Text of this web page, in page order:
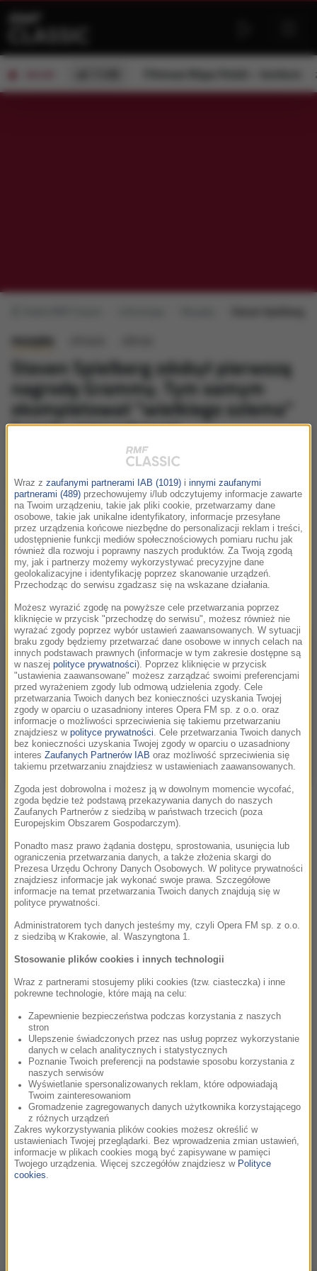
muzyka
Steven Spielberg zdobył pierwszą
nagrodę Grammy. Tym samym
skompletował "wielkiego szlema"
branży rozrywkowej
poniedziałek, 2 lutego 2026 (12:06)
Laureaci EGOT to elitarne grono artystów, którzy zdobyli
cztery najważniejsze amerykańskie nagrody przemysłu
rozrywkowego: Emmy, Grammy, Oscara i Tony. Do tego
grona dołączył właśnie Steven Spielberg, który w
niedzielę zdobył swoją pierwszą statuetkę Gramy. W
kategorii najlepszy film muzyczny doceniono jego
dokument „Muzyka filmowa: John Williams”, przy
którym pracował jako producent.
Steven Spielberg /ALLISON DINNER /PAP/EPA
Film, wyreżyserowany przez Laurenta Bouzereau,
Artysty, którego muzyka znalazła się w dziewięciu z 25
najbardziej dochodowych filmów wszech czasów w USA i
niemal wszystkich stworzonych przez Spielberga. Williams 8
lutego skończy 94 lata.
„To wyróżnienie jest dla mnie oczywiście niezwykle ważne,
ponieważ potwierdza to, co wiem od ponad 50 lat: wpływ
jego kunszt i dziedzictwo – niezrównane. Jestem dumny, że
Spielberg w oświadczeniu.
Nagroda dla filmu jest nie tylko symbolicznym
ukoronowaniem przyjaźni filmowca i kompozytora. To także
wyróżnieniem, które spina klamrą dotychczasowe
osiągnięcia Spielberga. Statuetka Grammy dołącza do takich
trofeów, jak trzy Oscary, 12 statuetek Emmy i jednej
nagrody Tony. Tym samym filmowiec dołączył do elitarnego
grona laureatów EGOT. Spielberg stał się 22. osobą w historii,
która zdobyła wszystkie te cztery nagrody w ramach
Wraz z zaufanymi partnerami IAB (1019) i innymi zaufanymi
partnerami (489) przechowujemy i/lub odczytujemy informacje zawarte
na Twoim urządzeniu, takie jak pliki cookie, przetwarzamy dane
osobowe, takie jak unikalne identyfikatory, informacje przesyłane
przez urządzenia końcowe niezbędne do personalizacji reklam i treści,
udostępnienie funkcji mediów społecznościowych pomiaru ruchu jak
również dla rozwoju i poprawny naszych produktów. Za Twoją zgodą
my, jak i partnerzy możemy wykorzystywać precyzyjne dane
geolokalizacyjne i identyfikację poprzez skanowanie urządzeń.
Przechodząc do serwisu zgadzasz się na wskazane działania.
Możesz wyrazić zgodę na powyższe cele przetwarzania poprzez
kliknięcie w przycisk "przechodzę do serwisu", możesz również nie
wyrażać zgody poprzez wybór ustawień zaawansowanych. W sytuacji
braku zgody będziemy przetwarzać dane osobowe w innych celach na
innych podstawach prawnych (informacje w tym zakresie dostępne są
w naszej polityce prywatności). Poprzez kliknięcie w przycisk
"ustawienia zaawansowane" możesz zarządzać swoimi preferencjami
przed wyrażeniem zgody lub odmową udzielenia zgody. Cele
przetwarzania Twoich danych bez konieczności uzyskania Twojej
zgody w oparciu o uzasadniony interes Opera FM sp. z o.o. oraz
informacje o możliwości sprzeciwienia się takiemu przetwarzaniu
znajdziesz w polityce prywatności. Cele przetwarzania Twoich danych
bez konieczności uzyskania Twojej zgody w oparciu o uzasadniony
interes Zaufanych Partnerów IAB oraz możliwość sprzeciwienia się
takiemu przetwarzaniu znajdziesz w ustawieniach zaawansowanych.
Zgoda jest dobrowolna i możesz ją w dowolnym momencie wycofać,
zgoda będzie też podstawą przekazywania danych do naszych
Zaufanych Partnerów z siedzibą w państwach trzecich (poza
Europejskim Obszarem Gospodarczym).
Ponadto masz prawo żądania dostępu, sprostowania, usunięcia lub
ograniczenia przetwarzania danych, a także złożenia skargi do
Prezesa Urzędu Ochrony Danych Osobowych. W polityce prywatności
znajdziesz informacje jak wykonać swoje prawa. Szczegółowe
informacje na temat przetwarzania Twoich danych znajdują się w
polityce prywatności.
Administratorem tych danych jesteśmy my, czyli Opera FM sp. z o.o.
z siedzibą w Krakowie, al. Waszyngtona 1.
Stosowanie plików cookies i innych technologii
Wraz z partnerami stosujemy pliki cookies (tzw. ciasteczka) i inne
pokrewne technologie, które mają na celu:
Zapewnienie bezpieczeństwa podczas korzystania z naszych
stron
Ulepszenie świadczonych przez nas usług poprzez wykorzystanie
danych w celach analitycznych i statystycznych
Poznanie Twoich preferencji na podstawie sposobu korzystania z
naszych serwisów
Wyświetlanie spersonalizowanych reklam, które odpowiadają
Twoim zainteresowaniom
Gromadzenie zagregowanych danych użytkownika korzystającego
z różnych urządzeń
Zakres wykorzystywania plików cookies możesz określić w
ustawieniach Twojej przeglądarki. Bez wprowadzenia zmian ustawień,
informacje w plikach cookies mogą być zapisywane w pamięci
Twojego urządzenia. Więcej szczegółów znajdziesz w Polityce
cookies.